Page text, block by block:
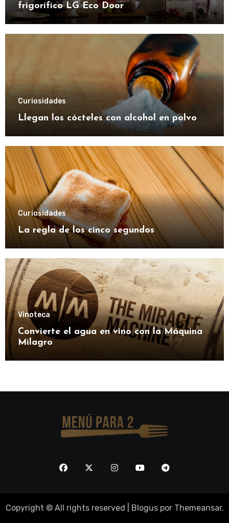
frigorífico LG Eco Door
Curiosidades
Llegan los cócteles con alcohol en polvo
Curiosidades
La regla de los cinco segundos
Vinoteca
Convierte el agua en vino con la Máquina
Milagro
Copyright © All rights reserved Bloguspor Themeansar.